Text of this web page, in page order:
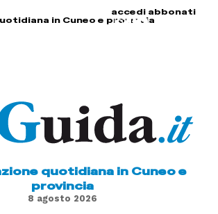
accedi abbonati
in Cuneo e provincia
quotidiana in Cuneo e
provincia
8 agosto 2026